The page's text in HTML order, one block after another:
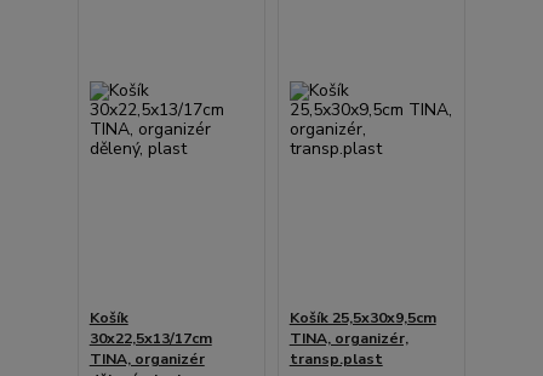
Košík
30x22,5x13/17cm
TINA, organizér
Košík 25,5x30x9,5cm
TINA, organizér,
transp.plast